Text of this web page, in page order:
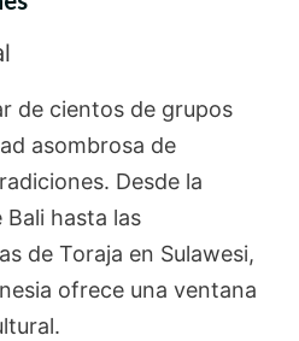
de cientos de grupos
asombrosa de
Desde la
hasta las
de Toraja en Sulawesi,
ofrece una ventana